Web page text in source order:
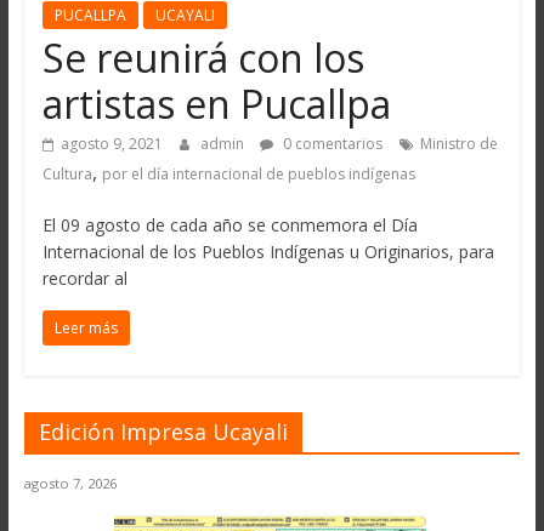
PUCALLPA UCAYALI
Se reunirá con los
artistas en Pucallpa
agosto 9, 2021 admin 0 comentarios
Ministro de
Cultura, por el día internacional de pueblos indígenas
El 09 agosto de cada año se conmemora el Día
Internacional de los Pueblos Indígenas u Originarios, para
recordar al
Leer más
Edición Impresa Ucayali
agosto 7, 2026